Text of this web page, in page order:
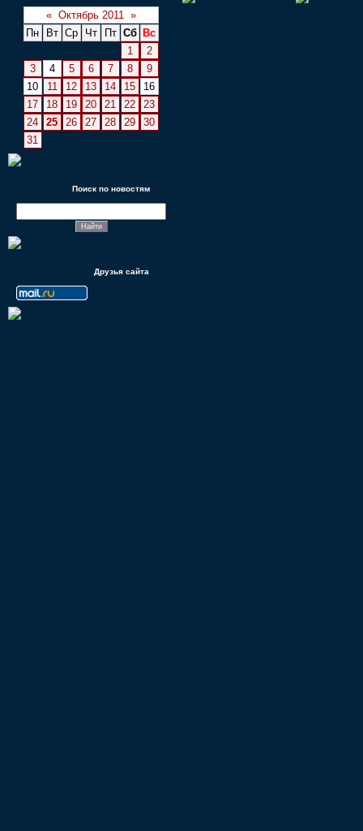
« Октябрь 2011 »
Пн
Вт Ср Чт Пт Сб
Вс
1
2
3
4 5 6 7 8
9
10
11 12 13 14 15
16
17
18 19 20 21 22
23
24
25 26 27 28 29
30
31
Поиск по новостям
Друзья сайта